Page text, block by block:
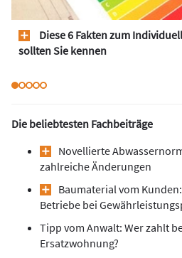
Diese 6 Fakten zum
sollten Sie kennen
Die beliebtesten Fachbeiträge
Novellierte
zahlreiche Änderungen
Baumaterial vom
Betriebe bei
Tipp vom Anwalt: Wer zahlt
Ersatzwohnung?